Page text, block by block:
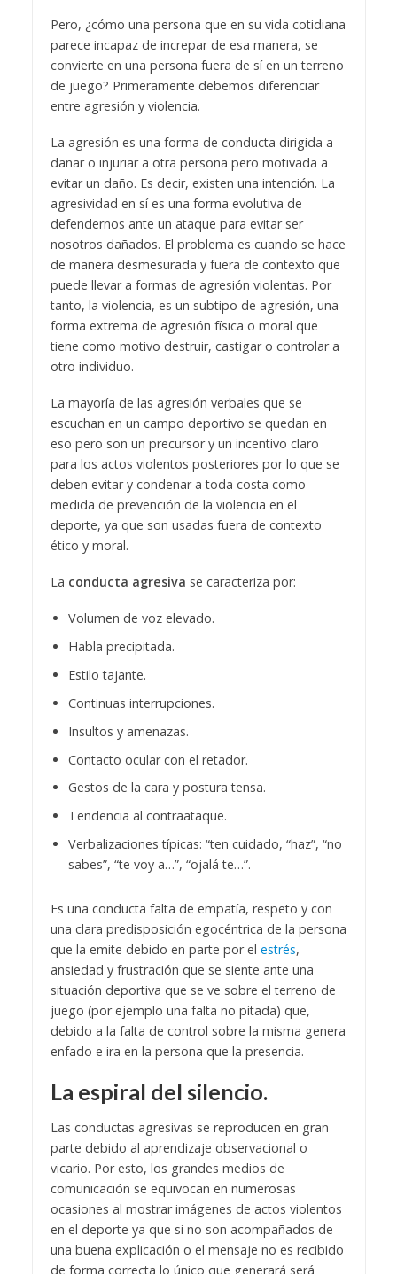
Pero, ¿cómo una persona que en su vida cotidiana
parece incapaz de increpar de esa manera, se
convierte en una persona fuera de sí en un terreno
de juego? Primeramente debemos diferenciar
entre agresión y violencia.
La agresión es una forma de conducta dirigida a
dañar o injuriar a otra persona pero motivada a
evitar un daño. Es decir, existen una intención. La
agresividad en sí es una forma evolutiva de
defendernos ante un ataque para evitar ser
nosotros dañados. El problema es cuando se hace
de manera desmesurada y fuera de contexto que
puede llevar a formas de agresión violentas. Por
tanto, la violencia, es un subtipo de agresión, una
forma extrema de agresión física o moral que
tiene como motivo destruir, castigar o controlar a
otro individuo.
La mayoría de las agresión verbales que se
escuchan en un campo deportivo se quedan en
eso pero son un precursor y un incentivo claro
para los actos violentos posteriores por lo que se
deben evitar y condenar a toda costa como
medida de prevención de la violencia en el
deporte, ya que son usadas fuera de contexto
ético y moral.
La conducta agresiva se caracteriza por:
Volumen de voz elevado.
Habla precipitada.
Estilo tajante.
Continuas interrupciones.
Insultos y amenazas.
Contacto ocular con el retador.
Gestos de la cara y postura tensa.
Tendencia al contraataque.
Verbalizaciones típicas: “ten cuidado, “haz”, “no
sabes”, “te voy a…”, “ojalá te…”.
Es una conducta falta de empatía, respeto y con
una clara predisposición egocéntrica de la persona
que la emite debido en parte por el estrés,
ansiedad y frustración que se siente ante una
situación deportiva que se ve sobre el terreno de
juego (por ejemplo una falta no pitada) que,
debido a la falta de control sobre la misma genera
enfado e ira en la persona que la presencia.
La espiral del silencio.
Las conductas agresivas se reproducen en gran
parte debido al aprendizaje observacional o
vicario. Por esto, los grandes medios de
comunicación se equivocan en numerosas
ocasiones al mostrar imágenes de actos violentos
en el deporte ya que si no son acompañados de
una buena explicación o el mensaje no es recibido
de forma correcta lo único que generará será